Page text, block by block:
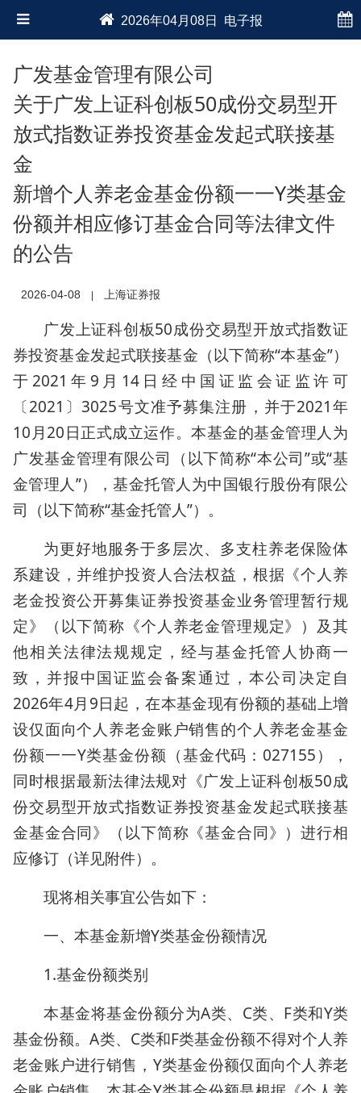
2026年04月08日 电子报
广发基金管理有限公司
关于广发上证科创板50成份交易型开
放式指数证券投资基金发起式联接基
金
新增个人养老金基金份额一一Y类基金
份额并相应修订基金合同等法律文件
的公告
2026-04-08 上海证券报
广发上证科创板50成份交易型开放式指数证
券投资基金发起式联接基金（以下简称“本基金”）
于2021年9月14日经中国证监会证监许可
〔2021〕3025号文准予募集注册，并于2021年
10月20日正式成立运作。本基金的基金管理人为
广发基金管理有限公司（以下简称“本公司”或“基
金管理人”），基金托管人为中国银行股份有限公
司（以下简称“基金托管人”）。
为更好地服务于多层次、多支柱养老保险体
系建设，并维护投资人合法权益，根据《个人养
老金投资公开募集证券投资基金业务管理暂行规
定》（以下简称《个人养老金管理规定》）及其
他相关法律法规规定，经与基金托管人协商一
致，并报中国证监会备案通过，本公司决定自
2026年4月9日起，在本基金现有份额的基础上增
设仅面向个人养老金账户销售的个人养老金基金
份额一一Y类基金份额（基金代码：027155），
同时根据最新法律法规对《广发上证科创板50成
份交易型开放式指数证券投资基金发起式联接基
金基金合同》（以下简称《基金合同》）进行相
应修订（详见附件）。
现将相关事宜公告如下：
一、本基金新增Y类基金份额情况
1.基金份额类别
本基金将基金份额分为A类、C类、F类和Y类
基金份额。A类、C类和F类基金份额不得对个人养
老金账户进行销售，Y类基金份额仅面向个人养老